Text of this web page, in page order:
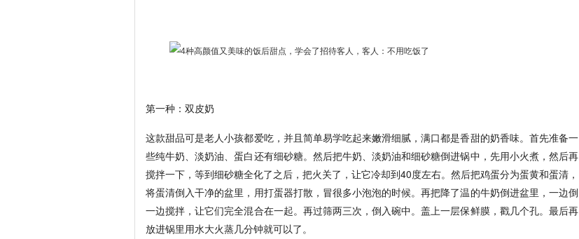
第一种：双皮奶
这款甜品可是老人小孩都爱吃，并且简单易学吃起来嫩滑细腻，满口都是香甜的奶香味。首先准备一
些纯牛奶、淡奶油、蛋白还有细砂糖。然后把牛奶、淡奶油和细砂糖倒进锅中，先用小火煮，然后再
搅拌一下，等到细砂糖全化了之后，把火关了，让它冷却到40度左右。然后把鸡蛋分为蛋黄和蛋清，
将蛋清倒入干净的盆里，用打蛋器打散，冒很多小泡泡的时候。再把降了温的牛奶倒进盆里，一边倒
一边搅拌，让它们完全混合在一起。再过筛两三次，倒入碗中。盖上一层保鲜膜，戳几个孔。最后再
放进锅里用水大火蒸几分钟就可以了。